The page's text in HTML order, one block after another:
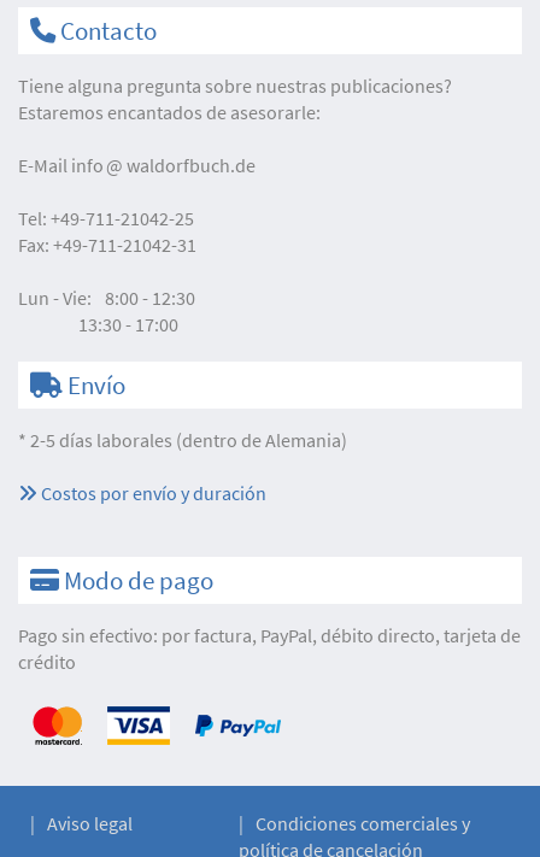
Contacto
Tiene alguna pregunta sobre nuestras publicaciones?
Estaremos encantados de asesorarle:
E-Mail info waldorfbuch.de
Tel: +49-711-21042-25
Fax: +49-711-21042-31
Lun - Vie: 8:00 - 12:30
13:30 - 17:00
Envío
* 2-5 días laborales (dentro de Alemania)
Costos por envío y duración
Modo de pago
Pago sin efectivo: por factura, PayPal, débito directo, tarjeta de
crédito
Aviso legal
Condiciones comerciales y
política de cancelación